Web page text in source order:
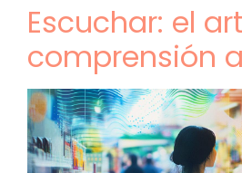
Escuchar: el
comprensión